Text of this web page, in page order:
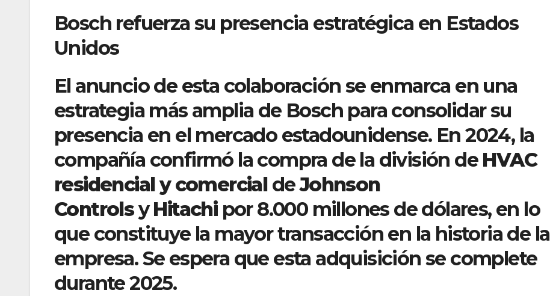
Bosch refuerza su presencia estratégica en Estados
Unidos
El anuncio de esta colaboración se enmarca en una
estrategia más amplia de Bosch para consolidar su
presencia en el mercado estadounidense. En 2024, la
compañía confirmó la compra de la división de HVAC
residencial y comercialdeJohnson
ControlsyHitachipor 8.000 millones de dólares, en lo
que constituye la mayor transacción en la historia de la
empresa. Se espera que esta adquisición se complete
durante 2025.